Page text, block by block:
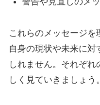
これらのメッセージ
自身の現状や未来に対
しれません。それぞ
しく見ていきましょう。